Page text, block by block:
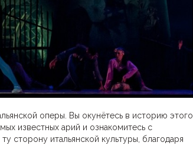
оперы. Вы окунётесь в историю этого
известных арий и ознакомитесь с
сторону итальянской культуры, благодаря